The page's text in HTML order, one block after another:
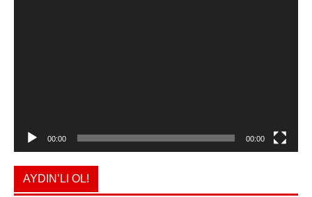
00:00 00:00
AYDIN’LI OL!